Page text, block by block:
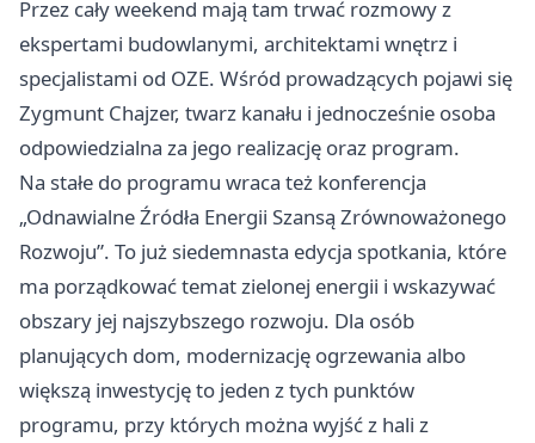
Przez cały weekend mają tam trwać rozmowy z
ekspertami budowlanymi, architektami wnętrz i
specjalistami od OZE. Wśród prowadzących pojawi się
Zygmunt Chajzer, twarz kanału i jednocześnie osoba
odpowiedzialna za jego realizację oraz program.
Na stałe do programu wraca też konferencja
„Odnawialne Źródła Energii Szansą Zrównoważonego
Rozwoju”. To już siedemnasta edycja spotkania, które
ma porządkować temat zielonej energii i wskazywać
obszary jej najszybszego rozwoju. Dla osób
planujących dom, modernizację ogrzewania albo
większą inwestycję to jeden z tych punktów
programu, przy których można wyjść z hali z